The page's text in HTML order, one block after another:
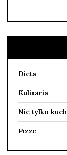
Dieta
Kulinaria
Nie tylko
Pizze